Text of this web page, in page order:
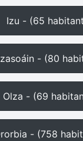
Izu - (65
- (80
Olza - (69
- (758